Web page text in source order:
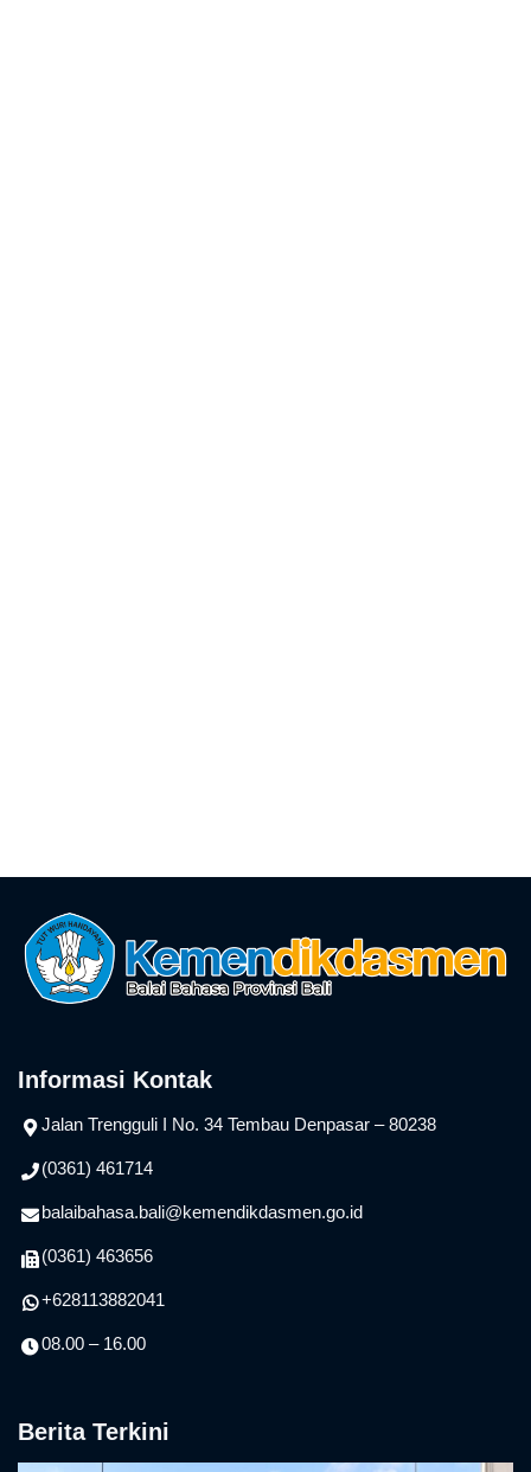
Informasi Kontak
Jalan Trengguli I No. 34 Tembau Denpasar – 80238
(0361) 461714
balaibahasa.bali@kemendikdasmen.go.id
(0361) 463656
+628113882041
08.00 – 16.00
Berita Terkini